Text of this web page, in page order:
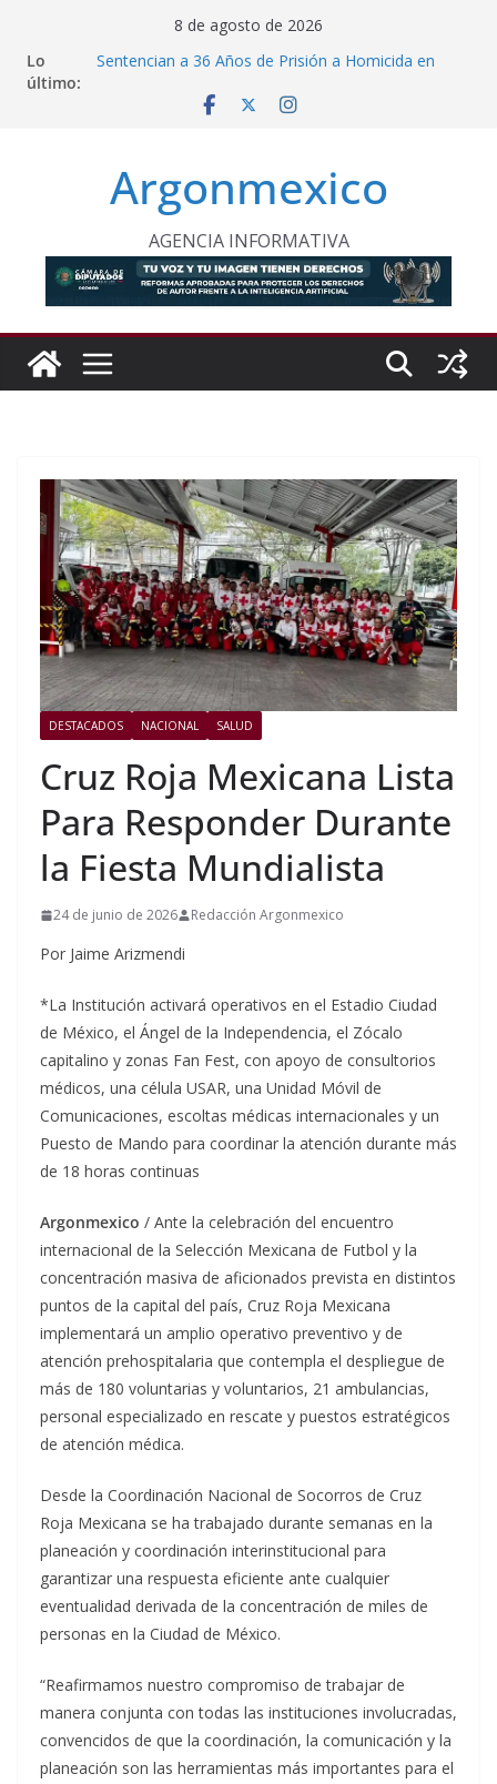
contenido
8 de agosto de 2026
Lo
último:
Sentencian a 36 Años de Prisión a Homicida en
Sheinbaum y Delfina Gómez Refuerzan Oferta
Inauguran Nuevo CBTA en Texcoco
Proponen Frenar Publicidad con IA Dirigida a
Menores
Comision Permanente Pide Frenar Discurso de
Odio Contra Grupos Vulnerables
Argonmexico
AGENCIA INFORMATIVA
DESTACADOS NACIONAL SALUD
Cruz Roja Mexicana Lista
Para Responder Durante
la Fiesta Mundialista
24 de junio de 2026 Redacción Argonmexico
Por Jaime Arizmendi
*La Institución activará operativos en el Estadio Ciudad
de México, el Ángel de la Independencia, el Zócalo
capitalino y zonas Fan Fest, con apoyo de consultorios
médicos, una célula USAR, una Unidad Móvil de
Comunicaciones, escoltas médicas internacionales y un
Puesto de Mando para coordinar la atención durante más
de 18 horas continuas
Argonmexico / Ante la celebración del encuentro
internacional de la Selección Mexicana de Futbol y la
concentración masiva de aficionados prevista en distintos
puntos de la capital del país, Cruz Roja Mexicana
implementará un amplio operativo preventivo y de
atención prehospitalaria que contempla el despliegue de
más de 180 voluntarias y voluntarios, 21 ambulancias,
personal especializado en rescate y puestos estratégicos
de atención médica.
Desde la Coordinación Nacional de Socorros de Cruz
Roja Mexicana se ha trabajado durante semanas en la
planeación y coordinación interinstitucional para
garantizar una respuesta eficiente ante cualquier
eventualidad derivada de la concentración de miles de
personas en la Ciudad de México.
“Reafirmamos nuestro compromiso de trabajar de
manera conjunta con todas las instituciones involucradas,
convencidos de que la coordinación, la comunicación y la
planeación son las herramientas más importantes para el